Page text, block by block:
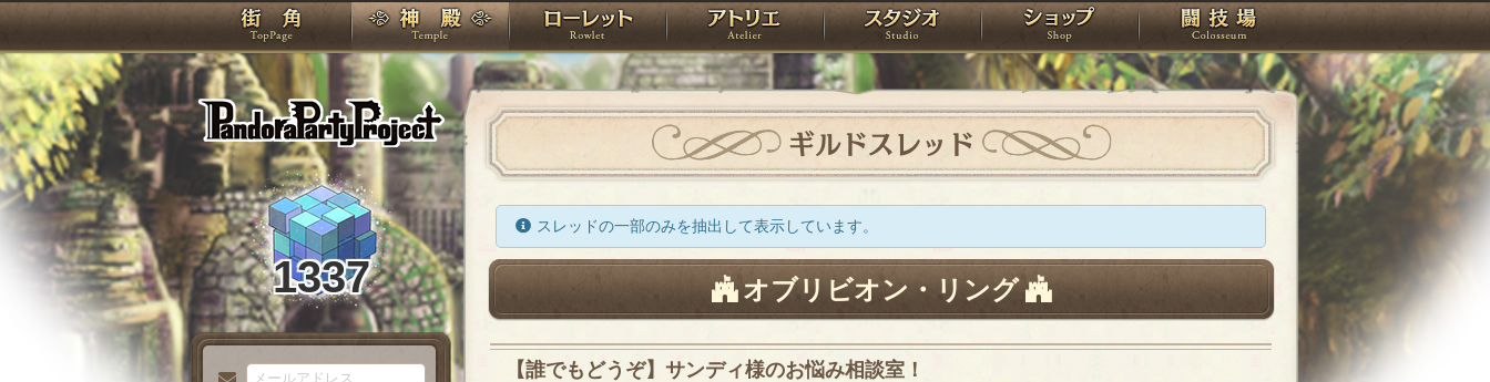
PandoraPartyProject
TOP 神殿 ローレット アトリエ スタジオ ショップ 闘技場
1337
ギルドスレッド
スレッドの一部のみを抽出して表示しています。
オブリビオン・リング
【誰でもどうぞ】サンディ様のお悩み相談室！